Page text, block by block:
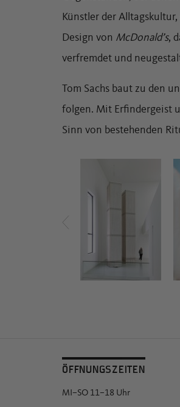
Künstler der
Design von McDonald’s,
verfremdet und
Tom Sachs baut zu den
folgen. Mit Erfindergeist
Sinn von bestehenden
ÖFFNUNGSZEITEN
MI–SO 11–18 Uhr